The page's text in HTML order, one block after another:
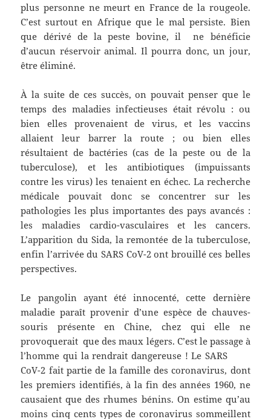
plus personne ne meurt en France de la rougeole.
C’est surtout en Afrique que le mal persiste. Bien
que dérivé de la peste bovine, il ne bénéficie
d’aucun réservoir animal. Il pourra donc, un jour,
être éliminé.
À la suite de ces succès, on pouvait penser que le
temps des maladies infectieuses était révolu : ou
bien elles provenaient de virus, et les vaccins
allaient leur barrer la route ; ou bien elles
résultaient de bactéries (cas de la peste ou de la
tuberculose), et les antibiotiques (impuissants
contre les virus) les tenaient en échec. La recherche
médicale pouvait donc se concentrer sur les
pathologies les plus importantes des pays avancés :
les maladies cardio-vasculaires et les cancers.
L’apparition du Sida, la remontée de la tuberculose,
enfin l’arrivée du SARS CoV-2 ont brouillé ces belles
perspectives.
Le pangolin ayant été innocenté, cette dernière
maladie paraît provenir d’une espèce de chauves-
souris présente en Chine, chez qui elle ne
provoquerait que des maux légers. C’est le passage à
l’homme qui la rendrait dangereuse ! Le SARS
CoV-2 fait partie de la famille des coronavirus, dont
les premiers identifiés, à la fin des années 1960, ne
causaient que des rhumes bénins. On estime qu’au
moins cinq cents types de coronavirus sommeillent